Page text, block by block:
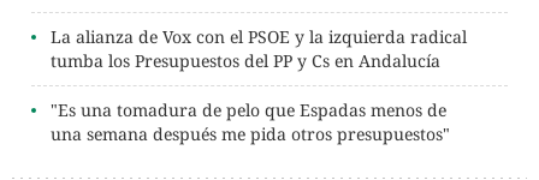
La alianza de Vox con el PSOE y la izquierda radical
tumba los Presupuestos del PP y Cs en Andalucía
"Es una tomadura de pelo que Espadas menos de
una semana después me pida otros presupuestos"